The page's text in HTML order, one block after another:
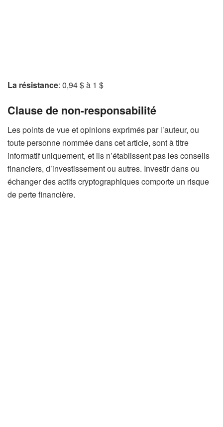
La résistance: 0,94 $ à 1 $
Clause de non-responsabilité
Les points de vue et opinions exprimés par l’auteur, ou
toute personne nommée dans cet article, sont à titre
informatif uniquement, et ils n’établissent pas les conseils
financiers, d’investissement ou autres. Investir dans ou
échanger des actifs cryptographiques comporte un risque
de perte financière.